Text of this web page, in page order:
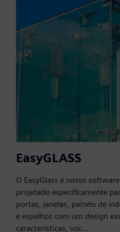
EasyGLASS
O EasyGlass é nosso
projetado especificamente
portas, janelas, painéis de
e espelhos com um design
características, voc...